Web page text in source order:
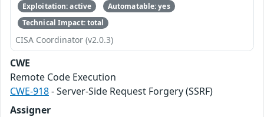
Exploitation: active
Automatable: yes
Technical Impact: total
CISA Coordinator (v2.0.3)
CWE
Remote Code Execution
CWE-918- Server-Side Request Forgery (SSRF)
Assigner